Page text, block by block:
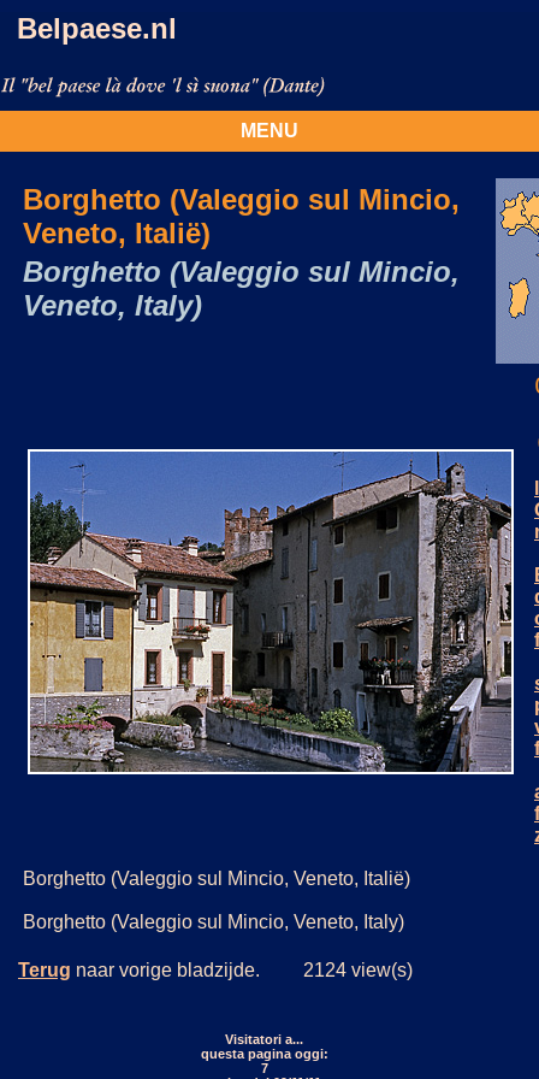
Belpaese.nl
MENU
Borghetto (Valeggio sul Mincio,
Veneto, Italië)
Borghetto (Valeggio sul Mincio,
Veneto, Italy)
Borghetto (Valeggio sul Mincio, Veneto, Italië)
Borghetto (Valeggio sul Mincio, Veneto, Italy)
Terug naar vorige bladzijde. 2124 view(s)
Visitatori a...
questa pagina oggi:
7